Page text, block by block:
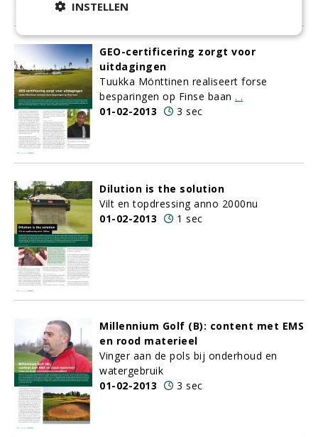
GEO-certificering zorgt voor
uitdagingen
Tuukka Mönttinen realiseert forse
besparingen op Finse baan . .
01-02-2013
3 sec
Dilution is the solution
Vilt en topdressing anno 2000nu
01-02-2013
1 sec
Millennium Golf (B): content met EMS
en rood materieel
Vinger aan de pols bij onderhoud en
watergebruik
01-02-2013
3 sec
INSTELLEN